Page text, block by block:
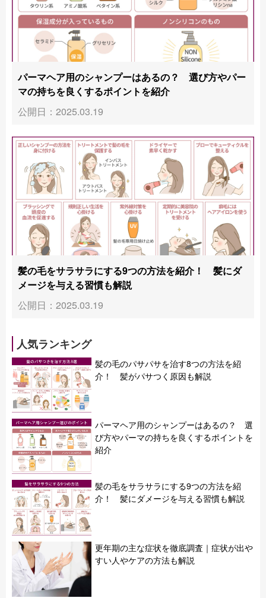
パーマヘア用のシャンプーはあるの？ 選び方やパー
マの持ちを良くするポイントを紹介
公開日：2025.03.19
髪の毛をサラサラにする9つの方法を紹介！ 髪にダ
メージを与える習慣も解説
公開日：2025.03.19
人気ランキング
髪の毛のパサパサを治す8つの方法を紹
介！ 髪がパサつく原因も解説
パーマヘア用のシャンプーはあるの？ 選
び方やパーマの持ちを良くするポイントを
紹介
髪の毛をサラサラにする9つの方法を紹
介！ 髪にダメージを与える習慣も解説
更年期の主な症状を徹底調査｜症状が出や
すい人やケアの方法も解説